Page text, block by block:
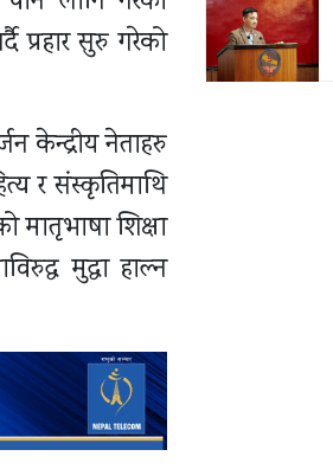
प्रहार सुरु गरेको
केन्द्रीय नेताहरु
र संस्कृतिमाथि
मातृभाषा शिक्षा
मुद्धा हाल्न